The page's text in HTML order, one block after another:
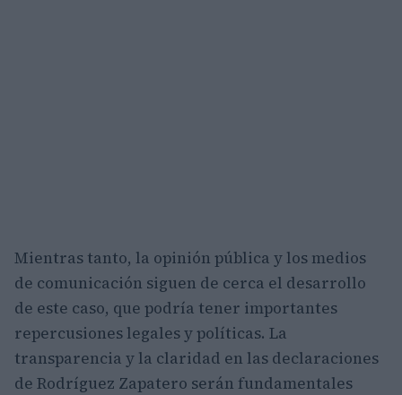
Mientras tanto, la opinión pública y los medios
de comunicación siguen de cerca el desarrollo
de este caso, que podría tener importantes
repercusiones legales y políticas. La
transparencia y la claridad en las declaraciones
de Rodríguez Zapatero serán fundamentales